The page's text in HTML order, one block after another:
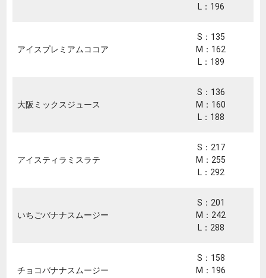
L：196
アイスプレミアムココア
S：135
M：162
L：189
大阪ミックスジュース
S：136
M：160
L：188
アイスティラミスラテ
S：217
M：255
L：292
いちごバナナスムージー
S：201
M：242
L：288
チョコバナナスムージー
S：158
M：196